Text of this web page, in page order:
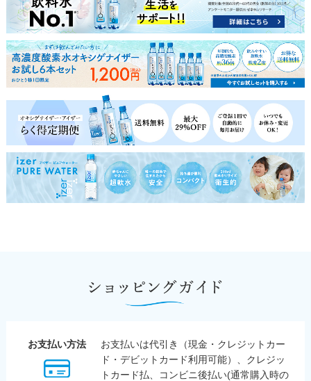
お支払い方法
お支払いは代引き（現金・クレジットカー
ド・デビットカード利用可能）、クレジッ
トカード払、コンビニ後払い(通常購入時の